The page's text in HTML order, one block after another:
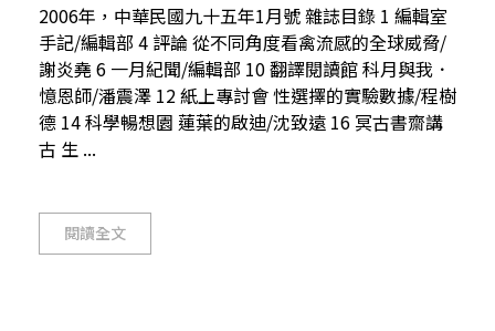
2006年，中華民國九十五年1月號 雜誌目錄 1 編輯室
手記/編輯部 4 評論 從不同角度看禽流感的全球威脅/
謝炎堯 6 一月紀聞/編輯部 10 翻譯閱讀館 科月與我．
憶恩師/潘震澤 12 紙上專討會 性選擇的實驗數據/程樹
德 14 科學暢想園 蓮葉的啟迪/沈致遠 16 冥古書齋講
古 生 ...
閱讀全文